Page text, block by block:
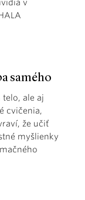
v
samého
ale aj
cvičenia,
že učiť
myšlienky